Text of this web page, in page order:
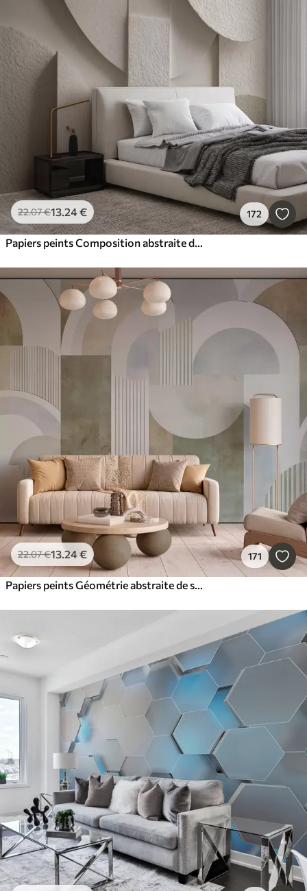
22.07€13.24€ 172
Papiers peints Composition abstraite de formes géométriques beiges
22.07€13.24€ 171
Papiers peints Géométrie abstraite de style Art déco avec un effet rétro